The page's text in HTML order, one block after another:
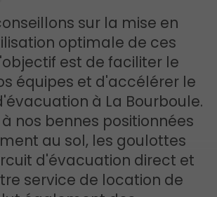
sur la mise en
optimale de ces
est de faciliter le
équipes et d'accélérer le
à La Bourboule.
nos bennes positionnées
au sol, les goulottes
d'évacuation direct et
service de location de